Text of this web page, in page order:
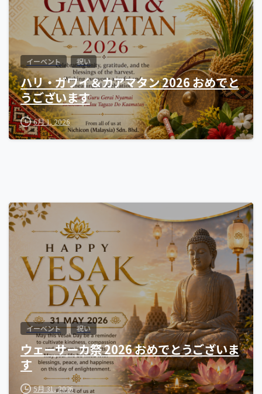
イーベント 祝い
ハリ・ガワイ＆カアマタン 2026 おめでと
うございます
6月 1, 2026
0
イーベント 祝い
ウェーサーカ祭 2026 おめでとうございま
す
5月 31, 2026